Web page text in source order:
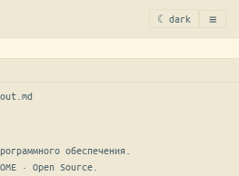
☾ dark ≡
обеспечения.
· Open Source.